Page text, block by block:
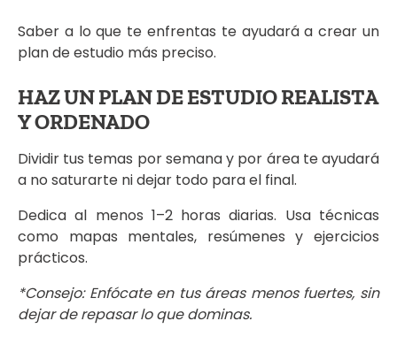
Saber a lo que te enfrentas te ayudará a crear un
plan de estudio más preciso.
HAZ UN PLAN DE ESTUDIO REALISTA
Y ORDENADO
Dividir tus temas por semana y por área te ayudará
a no saturarte ni dejar todo para el final.
Dedica al menos 1–2 horas diarias. Usa técnicas
como mapas mentales, resúmenes y ejercicios
prácticos.
*Consejo: Enfócate en tus áreas menos fuertes, sin
dejar de repasar lo que dominas.